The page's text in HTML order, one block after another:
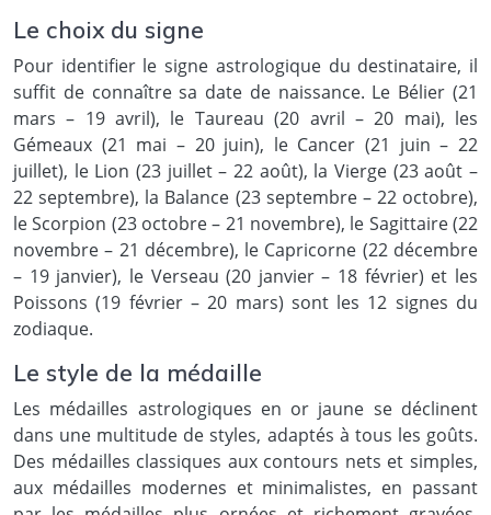
Le choix du signe
Pour identifier le signe astrologique du destinataire, il
suffit de connaître sa date de naissance. Le Bélier (21
mars – 19 avril), le Taureau (20 avril – 20 mai), les
Gémeaux (21 mai – 20 juin), le Cancer (21 juin – 22
juillet), le Lion (23 juillet – 22 août), la Vierge (23 août –
22 septembre), la Balance (23 septembre – 22 octobre),
le Scorpion (23 octobre – 21 novembre), le Sagittaire (22
novembre – 21 décembre), le Capricorne (22 décembre
– 19 janvier), le Verseau (20 janvier – 18 février) et les
Poissons (19 février – 20 mars) sont les 12 signes du
zodiaque.
Le style de la médaille
Les médailles astrologiques en or jaune se déclinent
dans une multitude de styles, adaptés à tous les goûts.
Des médailles classiques aux contours nets et simples,
aux médailles modernes et minimalistes, en passant